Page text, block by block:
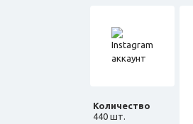
Количество
440 шт.